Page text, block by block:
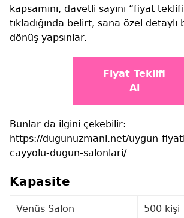
kapsamını, davetli sayını “fiyat
tıkladığında belirt, sana özel detaylı
dönüş yapsınlar.
Fiyat Teklifi
Al
Bunlar da ilgini çekebilir:
https://dugunuzmani.net/uygun-
cayyolu-dugun-salonlari/
Kapasite
Venüs Salon 500 kişi